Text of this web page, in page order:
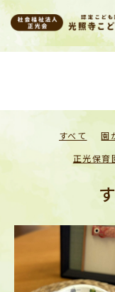
すべて 園
正光保育